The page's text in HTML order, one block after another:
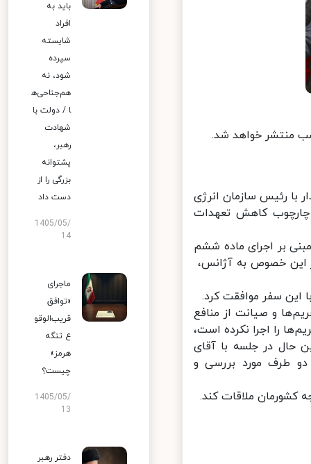
منتشر خواهد شد.
رئیس سازمان انرژی
کاهش تعهدات
بر اجرای ماده ششم
این خصوص به آژانس،
این سفر موافقت کرد.
و صیانت از منافع
را اجرا نکرده است،
حال در جلسه با آقای
طرف مورد بررسی و
کشورمان ملاقات کند.
باید به
افراد
شایسته
سپرده
شود، نه
هم‌جناحی‌ه
ا / دولت با
شهادت
رهبر،
پشتوانه
بزرگی را از
دست داد
1405/05/
14
ماجرای
«توافق
قریب‌الوقو
ع تنگه
هرمز»
چیست؟
1405/05/
13
دفتر رهبر